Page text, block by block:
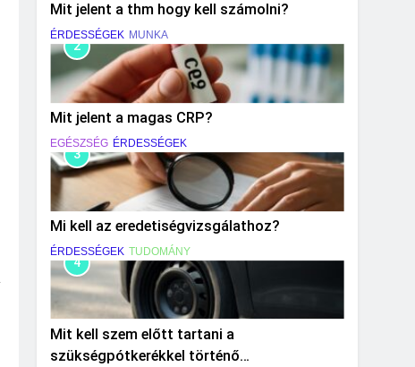
Mit jelent a thm hogy kell számolni?
ÉRDESSÉGEK MUNKA
2
Mit jelent a magas CRP?
EGÉSZSÉG ÉRDESSÉGEK
3
Mi kell az eredetiségvizsgálathoz?
ÉRDESSÉGEK TUDOMÁNY
4
Mit kell szem előtt tartani a
szükségpótkerékkel történő